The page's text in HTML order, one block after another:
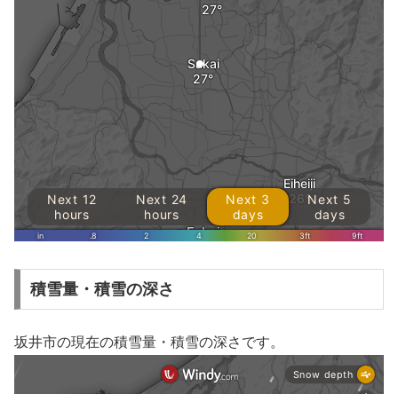
積雪量・積雪の深さ
坂井市の現在の積雪量・積雪の深さです。